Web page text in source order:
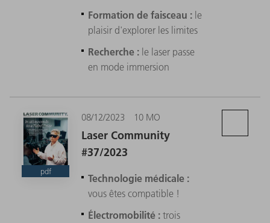
Formation de faisceau : le
plaisir d'explorer les limites
Recherche : le laser passe
en mode immersion
pdf
08/12/2023 10 MO
Laser Community
#37/2023
Technologie médicale :
vous êtes compatible !
Électromobilité : trois